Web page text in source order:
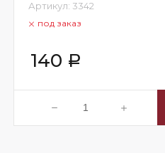
Артикул: 3342
под заказ
140 Р